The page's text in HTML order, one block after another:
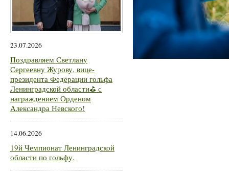
23.07.2026
Поздравляем Светлану
Сергеевну Журову, вице-
президента Федерации гольфа
Ленинградской области⛳ с
награждением Орденом
Александра Невского!
14.06.2026
19й Чемпионат Ленинградской
области по гольфу.